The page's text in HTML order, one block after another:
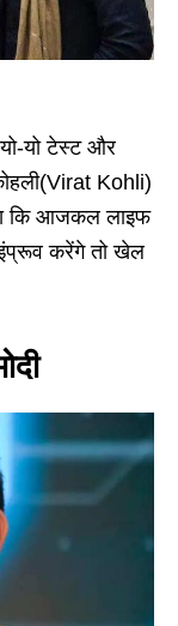
यो टेस्ट और
Kohli)
कि आजकल लाइफ
इंप्रूव करेंगे तो खेल